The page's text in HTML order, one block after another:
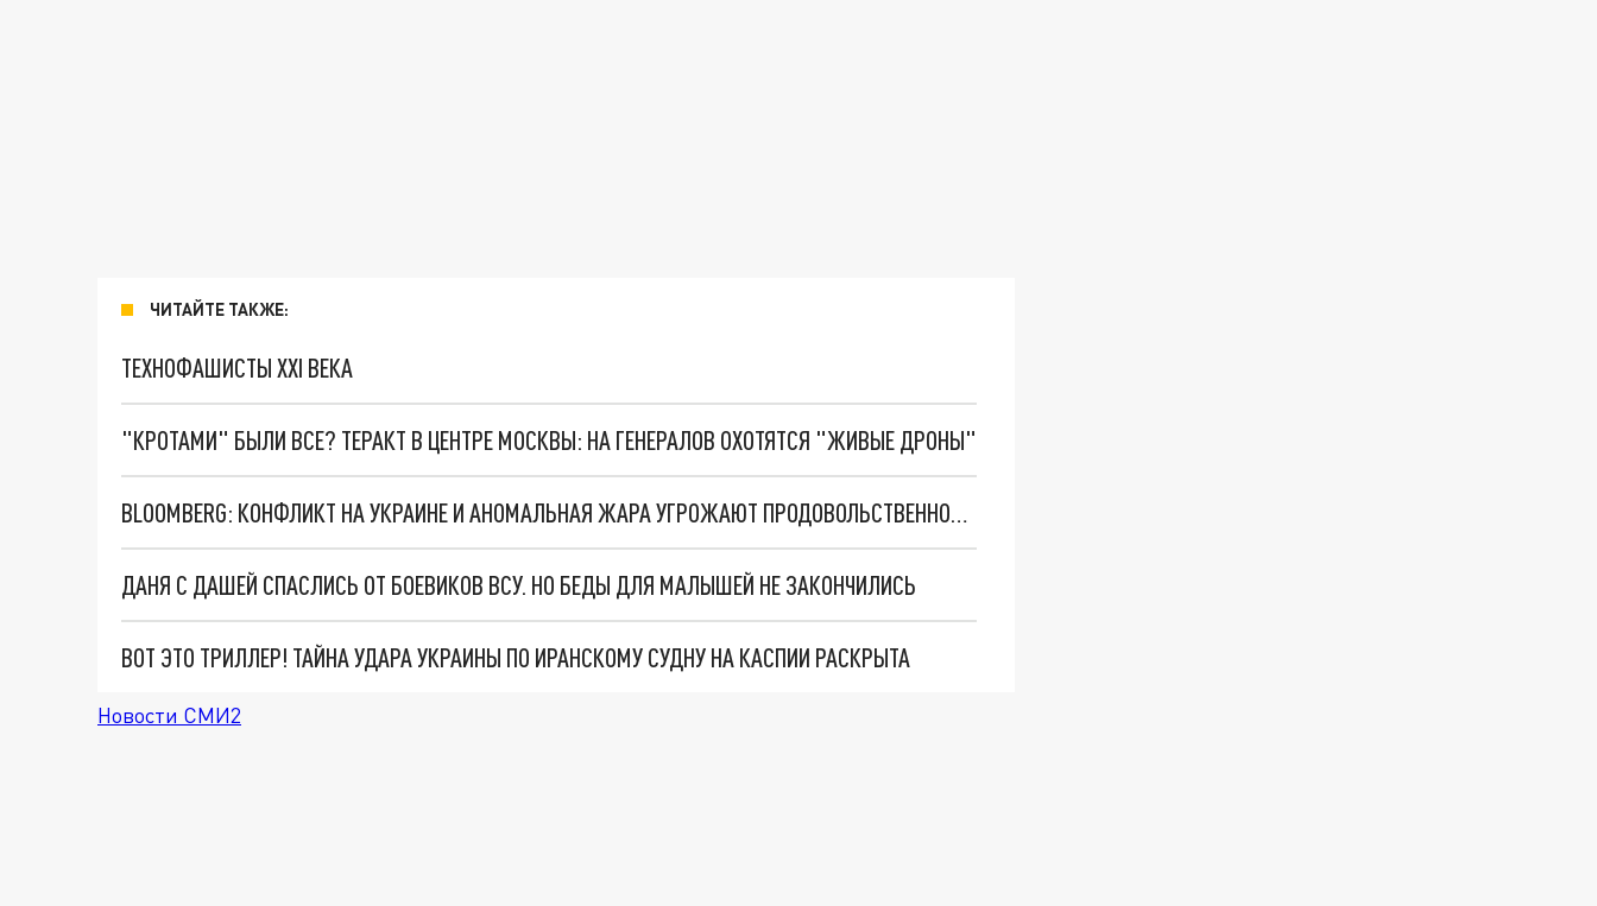
ЧИТАЙТЕ ТАКЖЕ:
ТЕХНОФАШИСТЫ XXI ВЕКА
"КРОТАМИ" БЫЛИ ВСЕ? ТЕРАКТ В ЦЕНТРЕ МОСКВЫ: НА ГЕНЕРАЛОВ ОХОТЯТСЯ "ЖИВЫЕ ДРОНЫ"
BLOOMBERG: КОНФЛИКТ НА УКРАИНЕ И АНОМАЛЬНАЯ ЖАРА УГРОЖАЮТ ПРОДОВОЛЬСТВЕННОЙ БЕЗОПАСНОСТИ
ДАНЯ С ДАШЕЙ СПАСЛИСЬ ОТ БОЕВИКОВ ВСУ. НО БЕДЫ ДЛЯ МАЛЫШЕЙ НЕ ЗАКОНЧИЛИСЬ
ВОТ ЭТО ТРИЛЛЕР! ТАЙНА УДАРА УКРАИНЫ ПО ИРАНСКОМУ СУДНУ НА КАСПИИ РАСКРЫТА
Новости СМИ2